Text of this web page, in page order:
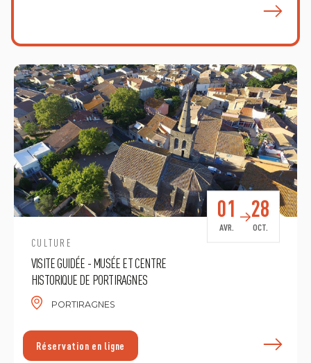
CULTURE
VISITE GUIDÉE - MUSÉE ET CENTRE
HISTORIQUE DE PORTIRAGNES
PORTIRAGNES
01
AVR.
28
OCT.
Réservation en ligne